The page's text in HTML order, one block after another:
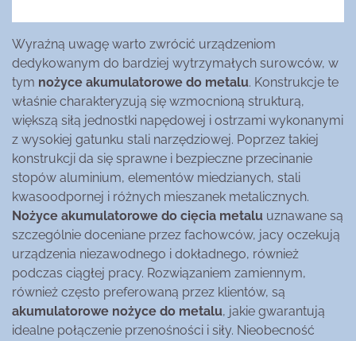
Wyraźną uwagę warto zwrócić urządzeniom
dedykowanym do bardziej wytrzymałych surowców, w
tym nożyce akumulatorowe do metalu. Konstrukcje te
właśnie charakteryzują się wzmocnioną strukturą,
większą siłą jednostki napędowej i ostrzami wykonanymi
z wysokiej gatunku stali narzędziowej. Poprzez takiej
konstrukcji da się sprawne i bezpieczne przecinanie
stopów aluminium, elementów miedzianych, stali
kwasoodpornej i różnych mieszanek metalicznych.
Nożyce akumulatorowe do cięcia metalu uznawane są
szczególnie doceniane przez fachowców, jacy oczekują
urządzenia niezawodnego i dokładnego, również
podczas ciągłej pracy. Rozwiązaniem zamiennym,
również często preferowaną przez klientów, są
akumulatorowe nożyce do metalu, jakie gwarantują
idealne połączenie przenośności i siły. Nieobecność